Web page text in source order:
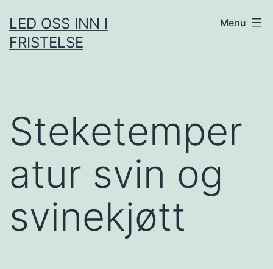
to
content
LED OSS INN I
FRISTELSE
Menu
Steketemper
atur svin og
svinekjøtt